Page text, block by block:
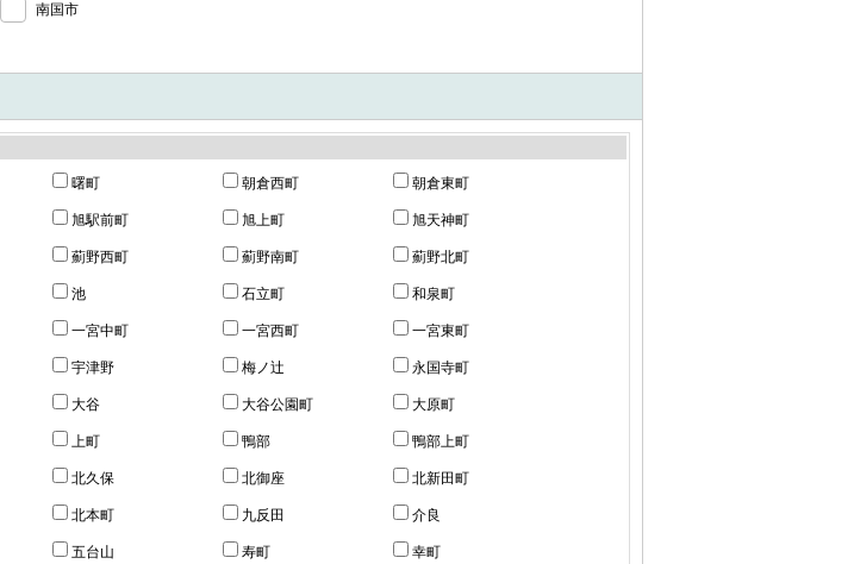
南国市
曙町 朝倉西町 朝倉東町
旭駅前町 旭上町 旭天神町
薊野西町 薊野南町 薊野北町
池 石立町 和泉町
一宮中町 一宮西町 一宮東町
宇津野 梅ノ辻 永国寺町
大谷 大谷公園町 大原町
上町 鴨部 鴨部上町
北久保 北御座 北新田町
北本町 九反田 介良
五台山 寿町 幸町